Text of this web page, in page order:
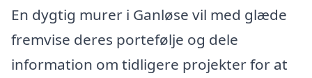
En dygtig murer i Ganløse vil med glæde
fremvise deres portefølje og dele
information om tidligere projekter for at